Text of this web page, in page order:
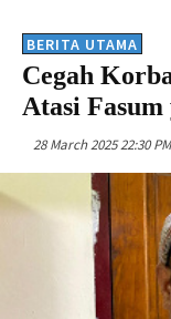
BERITA UTAMA
Cegah
Atasi Fasum
28 March 2025 22:30 PM